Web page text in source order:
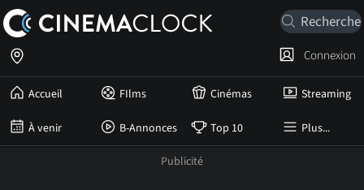
Accueil FIlms Cinémas Streaming
À venir B-Annonces Top 10 Plus...
Connexion